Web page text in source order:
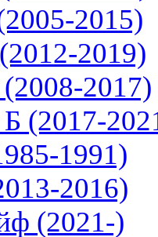
2015)
2019)
2017)
(2017-
1991)
2016)
(2021-)